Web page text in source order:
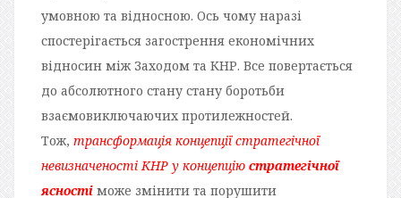
умовною та відносною. Ось чому наразі
спостерігається загострення економічних
відносин між Заходом та КНР. Все повертається
до абсолютного стану стану боротьби
взаємовиключаючих протилежностей.
Тож, трансформація концепції стратегічної
невизначеності КНР у концепцію стратегічної
ясності може змінити та порушити